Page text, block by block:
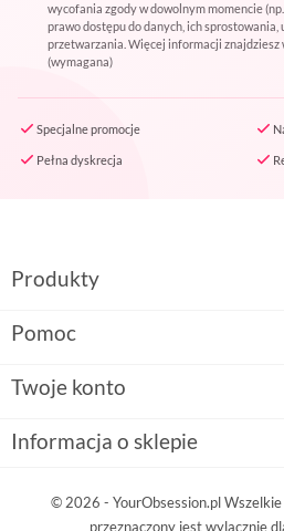
wycofania zgody w dowolnym momencie
prawo dostępu do danych, ich sprostowania,
przetwarzania. Więcej informacji znajdziesz
(wymagana)
Specjalne promocje
Pełna dyskrecja
Produkty
Pomoc
Twoje konto
Informacja o sklepie
© 2026 - YourObsession.pl
przeznaczony jest wylacznie